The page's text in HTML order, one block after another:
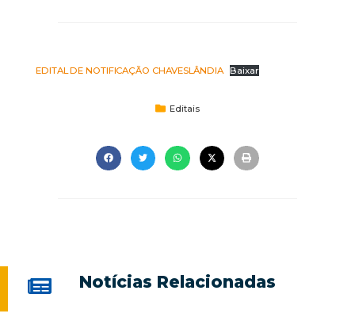
EDITAL DE NOTIFICAÇÃO CHAVESLÂNDIA Baixar
Editais
Notícias Relacionadas